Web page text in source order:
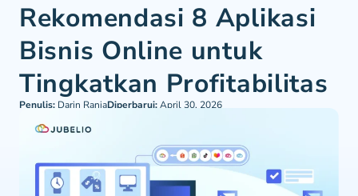
Rekomendasi 8 Aplikasi
Bisnis Online untuk
Tingkatkan Profitabilitas
Penulis: Darin RaniaDiperbarui:April 30, 2026